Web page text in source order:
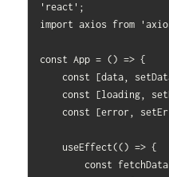
'react';
import axios from
const App = () => {
    const [data, setData] = useState([]);
    const [loading, setLoading] = useState(true);
    const [error, setError] = useState(null);
        const fetchData = async () => {